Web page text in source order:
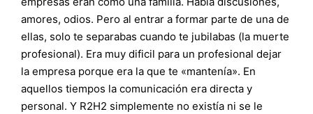
amores, odios. Pero al entrar a formar parte de una de
ellas, solo te separabas cuando te jubilabas (la muerte
profesional). Era muy dificil para un profesional dejar
la empresa porque era la que te «mantenía». En
aquellos tiempos la comunicación era directa y
personal. Y R2H2 simplemente no existía ni se le